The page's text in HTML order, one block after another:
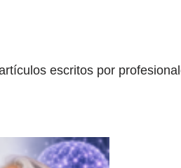
escritos por